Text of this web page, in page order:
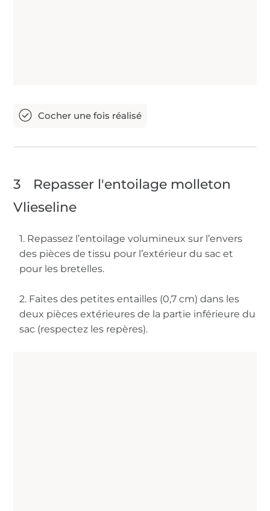
3
Repasser l'entoilage molleton
Vlieseline
1. Repassez l’entoilage volumineux sur l’envers
des pièces de tissu pour l’extérieur du sac et
pour les bretelles.
2. Faites des petites entailles (0,7 cm) dans les
deux pièces extérieures de la partie inférieure du
sac (respectez les repères).